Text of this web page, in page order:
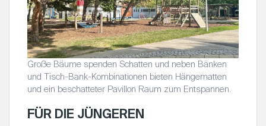
Große Bäume spenden Schatten und neben Bänken
und Tisch-Bank-Kombinationen bieten Hängematten
und ein beschatteter Pavillon Raum zum Entspannen.
FÜR DIE JÜNGEREN